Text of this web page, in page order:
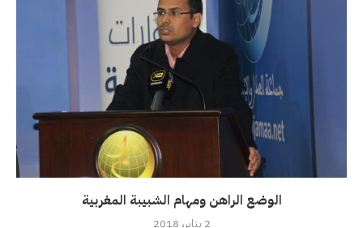
الوضع الراهن ومهام الشبيبة المغربية
2 يناير، 2018